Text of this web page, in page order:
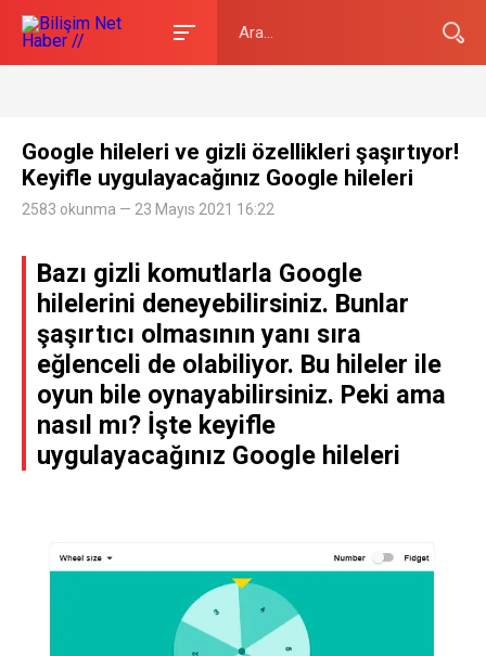
Google hileleri ve gizli özellikleri şaşırtıyor!
Keyifle uygulayacağınız Google hileleri
2583 okunma — 23 Mayıs 2021 16:22
Bazı gizli komutlarla Google
hilelerini deneyebilirsiniz. Bunlar
şaşırtıcı olmasının yanı sıra
eğlenceli de olabiliyor. Bu hileler ile
oyun bile oynayabilirsiniz. Peki ama
nasıl mı? İşte keyifle
uygulayacağınız Google hileleri